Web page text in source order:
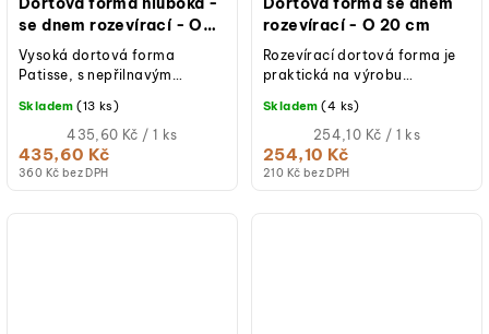
se dnem rozevírací - O
22 cm PATISSE
360 Kč bez DPH
435,60 Kč
Měrná
cena:
435,60 Kč / 1 ks
Skladem (13 ks)
Vysoká dortová forma
Patisse, s nepřilnavým
přípravu vysokých dortů.
rozevírací - O 20 cm
210 Kč bez DPH
254,10 Kč
Měrná
cena:
254,10 Kč / 1 ks
Skladem (4 ks)
Rozevírací dortová forma je
praktická na výrobu
nepečených zákusků.